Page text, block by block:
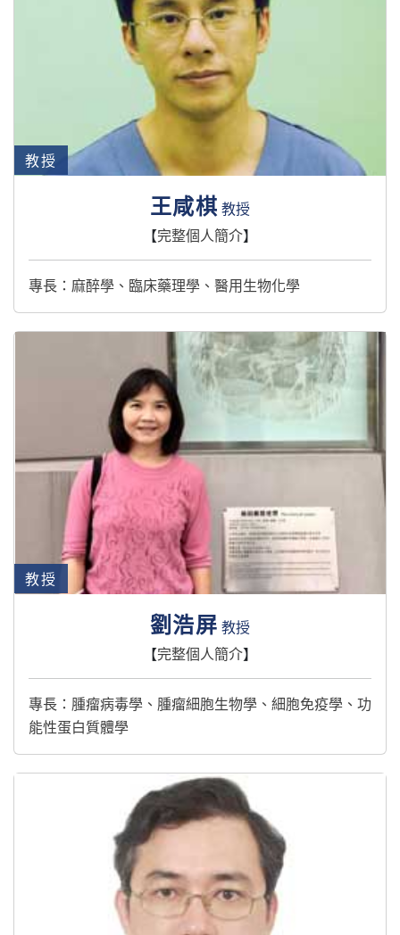
教授
王咸棋 教授
【完整個人簡介】
專長：麻醉學、臨床藥理學、醫用生物化學
教授
劉浩屏 教授
【完整個人簡介】
專長：腫瘤病毒學、腫瘤細胞生物學、細胞免疫學、功
能性蛋白質體學